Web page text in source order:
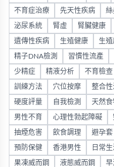
不育症治療 先天性疾病 絲
泌尿系統 腎虛 腎臟健康
遺傳性疾病 生殖健康 生
精子DNA檢測 習慣性流產
少精症 精液分析 不育檢查
訓練方法 穴位按摩 整合性
硬度評量 自我檢測 天然食
男性不育 心理性勃起障礙
抽煙危害 飲食調理 避孕套
預防保健 香港男性 日常
果凍威而鋼 液態威而鋼 早